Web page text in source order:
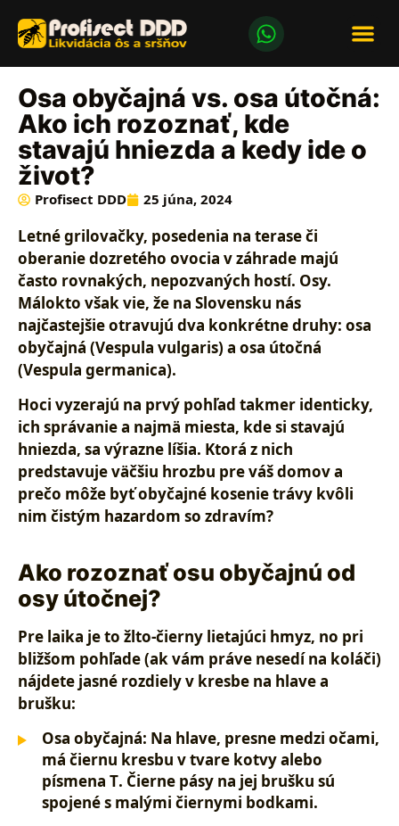
Osa obyčajná vs. osa útočná:
Ako ich rozoznať, kde
stavajú hniezda a kedy ide o
život?
Profisect DDD 25 júna, 2024
Letné grilovačky, posedenia na terase či
oberanie dozretého ovocia v záhrade majú
často rovnakých, nepozvaných hostí. Osy.
Málokto však vie, že na Slovensku nás
najčastejšie otravujú dva konkrétne druhy: osa
obyčajná (Vespula vulgaris) a osa útočná
(Vespula germanica).
Hoci vyzerajú na prvý pohľad takmer identicky,
ich správanie a najmä miesta, kde si stavajú
hniezda, sa výrazne líšia. Ktorá z nich
predstavuje väčšiu hrozbu pre váš domov a
prečo môže byť obyčajné kosenie trávy kvôli
nim čistým hazardom so zdravím?
Ako rozoznať osu obyčajnú od
osy útočnej?
Pre laika je to žlto-čierny lietajúci hmyz, no pri
bližšom pohľade (ak vám práve nesedí na koláči)
nájdete jasné rozdiely v kresbe na hlave a
brušku:
Osa obyčajná: Na hlave, presne medzi očami,
má čiernu kresbu v tvare kotvy alebo
písmena T. Čierne pásy na jej brušku sú
spojené s malými čiernymi bodkami.